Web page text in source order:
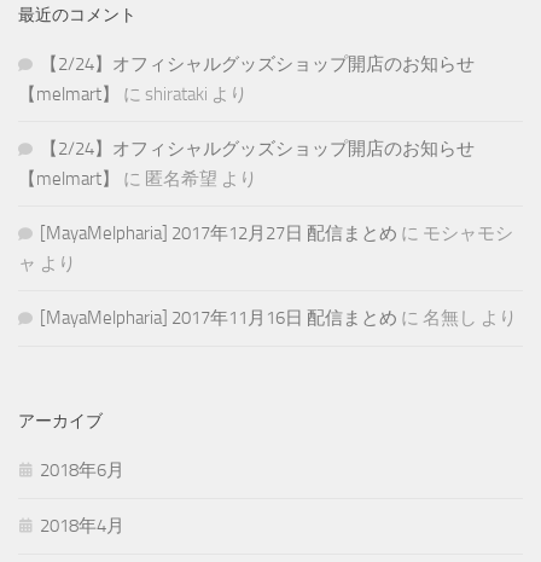
最近のコメント
【2/24】オフィシャルグッズショップ開店のお知らせ
【melmart】
に shirataki より
【2/24】オフィシャルグッズショップ開店のお知らせ
【melmart】
に 匿名希望 より
[MayaMelpharia] 2017年12月27日 配信まとめ に モシャモシ
ャ より
[MayaMelpharia] 2017年11月16日 配信まとめ に 名無し より
アーカイブ
2018年6月
2018年4月